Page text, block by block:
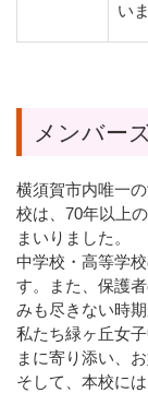
い
メンバー
横須賀市内唯一
校は、70年以上
まいりました。
中学校・高等学
す。また、保護
みも尽きない時期
私たち緑ヶ丘女
まに寄り添い、
そして、本校に